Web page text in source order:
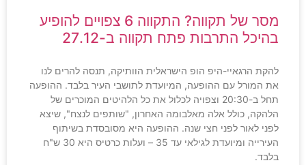
מסר של תקווה? התקווה 6 צפויים להופיע
בהיכל התרבות פתח תקווה ב-27.12
להקת הרגאיי-היפ הופ הישראלית הוותיקה, תנסה להרים לנו
את המורל עם ההופעה, המיועדת לתושבי העיר בלבד. ההופעה
תחל ב-20:30 וצפויה לכלול את כל הלהיטים המוכרים של
הלהקה, כולל אלה מאלבומה האחרון, "שותפים לנצח", שיצא
לפני לאור לפני חצי שנה. ההופעה היא מסובסדת בשיתוף
העירייה ומיועדת לגילאי עד 35 – ועלות כרטיס היא 30 ש"ח
בלבד.